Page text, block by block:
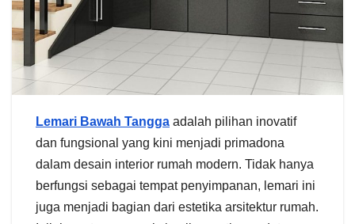
Lemari Bawah Tangga adalah pilihan inovatif
dan fungsional yang kini menjadi primadona
dalam desain interior rumah modern. Tidak hanya
berfungsi sebagai tempat penyimpanan, lemari ini
juga menjadi bagian dari estetika arsitektur rumah.